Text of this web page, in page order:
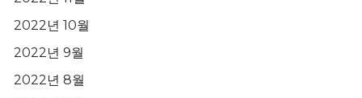
2022년 10월
2022년 9월
2022년 8월